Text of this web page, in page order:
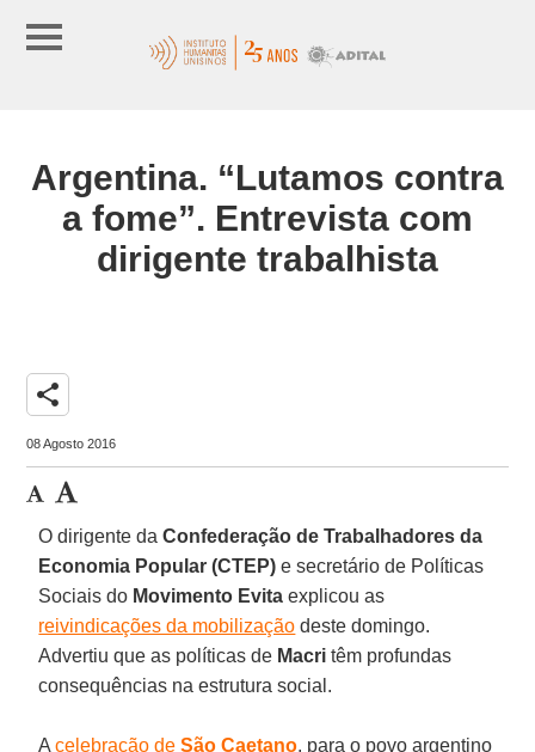
Argentina. “Lutamos contra
a fome”. Entrevista com
dirigente trabalhista
share
08 Agosto 2016
O dirigente daConfederação de Trabalhadores da
Economia Popular (CTEP) e secretário de Políticas
Sociais do Movimento Evita explicou as
reivindicações da mobilização deste domingo.
Advertiu que as políticas de Macri têm profundas
consequências na estrutura social.
Acelebração deSão Caetano, para o povo argentino